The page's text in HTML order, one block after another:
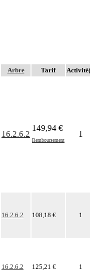
Arbre Tarif
16.2.6.2
149,94 €
Remboursement
1
16.2.6.2 108,18 € 1
16.2.6.2 125,21 € 1